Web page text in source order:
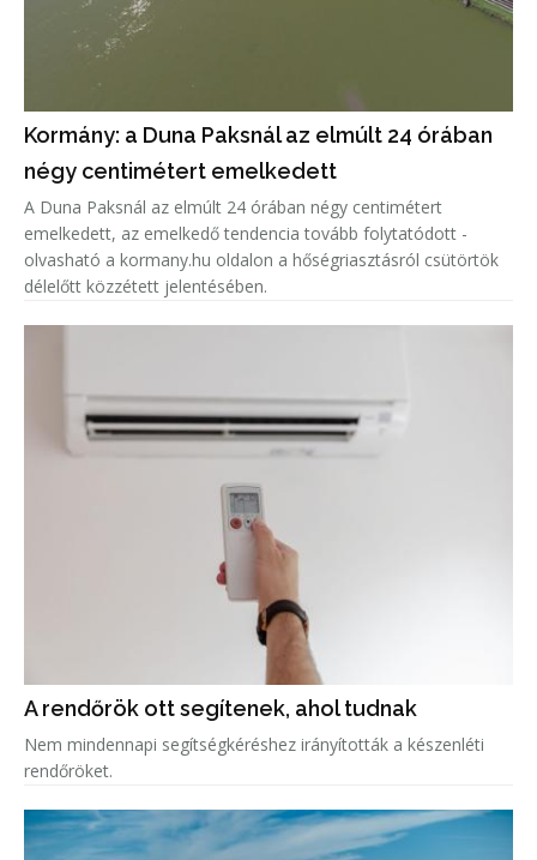
Kormány: a Duna Paksnál az elmúlt 24 órában
négy centimétert emelkedett
A Duna Paksnál az elmúlt 24 órában négy centimétert
emelkedett, az emelkedő tendencia tovább folytatódott -
olvasható a kormany.hu oldalon a hőségriasztásról csütörtök
délelőtt közzétett jelentésében.
A rendőrök ott segítenek, ahol tudnak
Nem mindennapi segítségkéréshez irányították a készenléti
rendőröket.